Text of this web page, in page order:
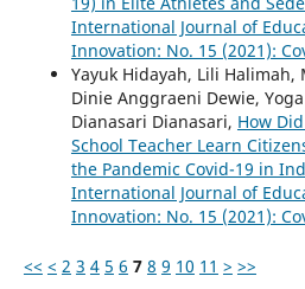
International Journal of
Innovation: No. 15 (2021):
Yayuk Hidayah, Lili
Dinie Anggraeni Dewie,
Dianasari Dianasari, How
School Teacher Learn
the Pandemic Covid-19 in
International Journal of
Innovation: No. 15 (2021):
<< < 2 3 4 5 6 7 8 9 10 11 > >>